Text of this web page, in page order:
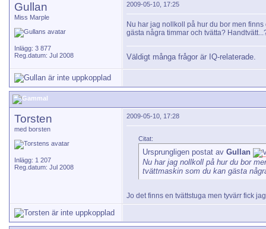
Gullan
Miss Marple
Inlägg: 3 877
Reg.datum: Jul 2008
2009-05-10, 17:25
Nu har jag nollkoll på hur du bor men
gästa några timmar och tvätta?
Väldigt många frågor är IQ-relaterade.
Torsten
med borsten
Inlägg: 1 207
Reg.datum: Jul 2008
2009-05-10, 17:28
Citat:
Ursprungligen postat av Gullan
Nu har jag nollkoll på hur du bor
tvättmaskin som du kan gästa
Jo det finns en tvättstuga men tyvärr fick